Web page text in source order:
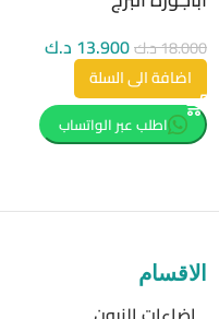
18.000د.ك13.900 د.ك
اضافة الى السلة
اطلب عبر الواتساب
الاقسام